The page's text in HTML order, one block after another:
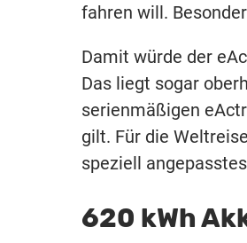
fahren will.
Damit würde der
Das liegt sogar
serienmäßigen
gilt. Für die
speziell
620 kWh